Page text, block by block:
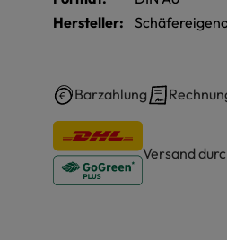
Hersteller:
Barzahlung
Versand